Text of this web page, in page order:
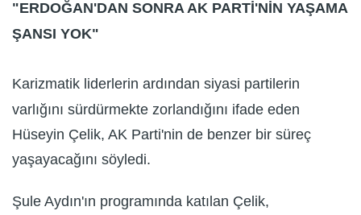
"ERDOĞAN'DAN SONRA AK PARTİ'NİN YAŞAMA
ŞANSI YOK"
Karizmatik liderlerin ardından siyasi partilerin
varlığını sürdürmekte zorlandığını ifade eden
Hüseyin Çelik, AK Parti'nin de benzer bir süreç
yaşayacağını söyledi.
Şule Aydın'ın programında katılan Çelik,